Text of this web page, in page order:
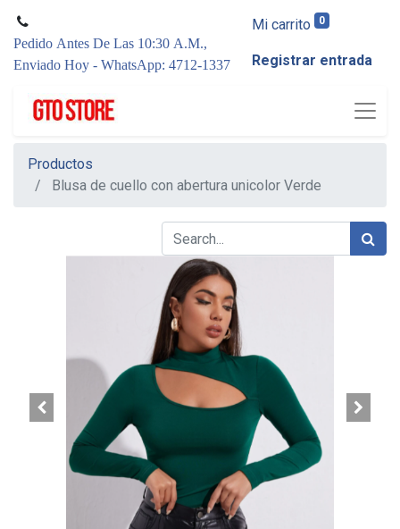
Pedido Antes De Las 10:30 A.M.,
Enviado Hoy - WhatsApp: 4712-1337
Mi carrito 0
Registrar entrada
Productos
Blusa de cuello con abertura unicolor Verde